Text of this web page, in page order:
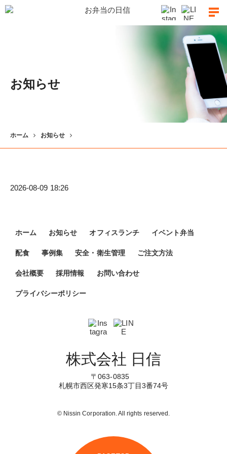
お知らせ
ホーム お知らせ
2026-08-09 18:26
ホーム お知らせ オフィスランチ イベント弁当
配食 事例集 安全・衛生管理 ご注文方法
会社概要 採用情報 お問い合わせ
プライバシーポリシー
株式会社 日信
〒063-0835
札幌市西区発寒15条3丁目3番74号
© Nissin Corporation. All rights reserved.